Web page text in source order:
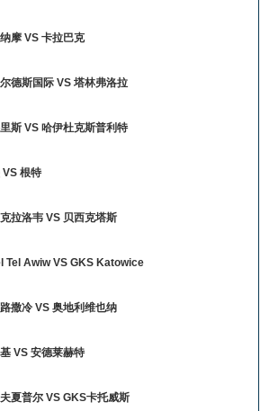
摩 VS 卡拉巴克
德斯国际 VS 塔林弗洛拉
斯 VS 哈伊杜克斯普利特
VS 根特
拉洛韦 VS 贝西克塔斯
Tel Awiw VS GKS Katowice
撒冷 VS 奥地利维也纳
VS 安德莱赫特
夏普尔 VS GKS卡托威斯